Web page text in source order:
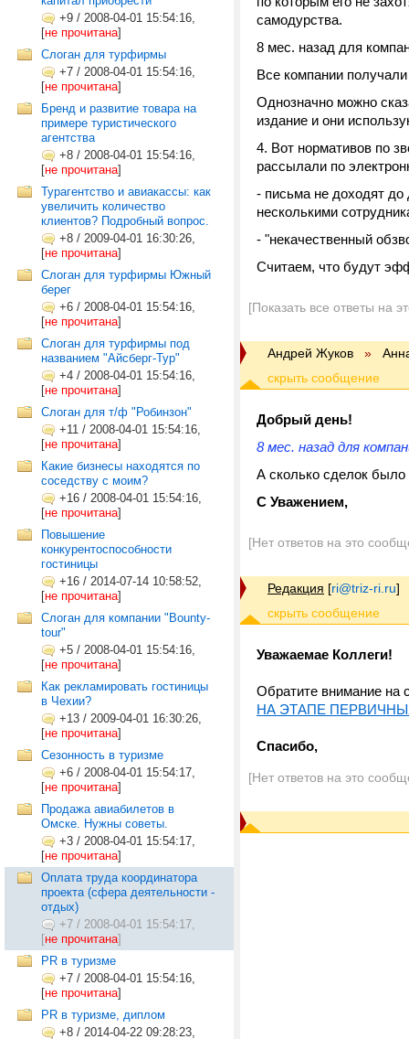
+9 / 2008-04-01 15:54:16,
[не прочитана]
Cлоган для турфирмы
+7 / 2008-04-01 15:54:16,
[не прочитана]
Бренд и развитие товара на
примере туристического
агентства
+8 / 2008-04-01 15:54:16,
[не прочитана]
Турагентство и авиакассы: как
увеличить количество
клиентов? Подробный вопрос.
+8 / 2009-04-01 16:30:26,
[не прочитана]
Слоган для турфирмы Южный
берег
+6 / 2008-04-01 15:54:16,
[не прочитана]
Слоган для турфирмы под
названием "Айсберг-Тур"
+4 / 2008-04-01 15:54:16,
[не прочитана]
Слоган для т/ф "Робинзон"
+11 / 2008-04-01 15:54:16,
[не прочитана]
Какие бизнесы находятся по
соседству с моим?
+16 / 2008-04-01 15:54:16,
[не прочитана]
Повышение
конкурентоспособности
гостиницы
+16 / 2014-07-14 10:58:52,
[не прочитана]
Слоган для компании "Bounty-
tour"
+5 / 2008-04-01 15:54:16,
[не прочитана]
Как рекламировать гостиницы
в Чехии?
+13 / 2009-04-01 16:30:26,
[не прочитана]
Сезонность в туризме
+6 / 2008-04-01 15:54:17,
[не прочитана]
Продажа авиабилетов в
Омске. Нужны советы.
+3 / 2008-04-01 15:54:17,
[не прочитана]
Оплата труда координатора
проекта (сфера деятельности -
отдых)
+7 / 2008-04-01 15:54:17,
[не прочитана]
PR в туризме
+7 / 2008-04-01 15:54:16,
[не прочитана]
PR в туризме, диплом
+8 / 2014-04-22 09:28:23,
самодурства.
8 мес. назад для
Все компании
Однозначно можно
издание и они
4. Вот нормативов по
рассылали по
- письма не доходят до
несколькими
- "некачественный
Считаем, что будут
[Показать все ответы на
Андрей Жуков »
Добрый день!
8 мес. назад для
А сколько сделок было
С Уважением,
[Нет ответов на это
Редакция [ri@triz-ri.ru]
Уважаемае Коллеги!
Обратите внимание на
НА ЭТАПЕ
Спасибо,
[Нет ответов на это